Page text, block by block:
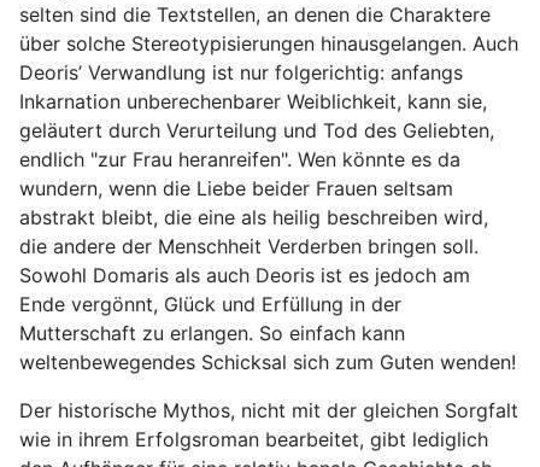
selten sind die Textstellen, an denen die Charaktere
über solche Stereotypisierungen hinausgelangen. Auch
Deoris’ Verwandlung ist nur folgerichtig: anfangs
Inkarnation unberechenbarer Weiblichkeit, kann sie,
geläutert durch Verurteilung und Tod des Geliebten,
endlich "zur Frau heranreifen". Wen könnte es da
wundern, wenn die Liebe beider Frauen seltsam
abstrakt bleibt, die eine als heilig beschreiben wird,
die andere der Menschheit Verderben bringen soll.
Sowohl Domaris als auch Deoris ist es jedoch am
Ende vergönnt, Glück und Erfüllung in der
Mutterschaft zu erlangen. So einfach kann
weltenbewegendes Schicksal sich zum Guten wenden!
Der historische Mythos, nicht mit der gleichen Sorgfalt
wie in ihrem Erfolgsroman bearbeitet, gibt lediglich